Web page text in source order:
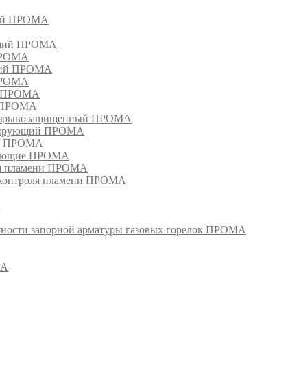
ПРОМА
ПРОМА
ПРОМА
ПРОМА
ПРОМА
ПРОМА
ПРОМА
ПРОМА
ПРОМА
пламени ПРОМА
пламени ПРОМА
запорной арматуры газовых горелок ПРОМА